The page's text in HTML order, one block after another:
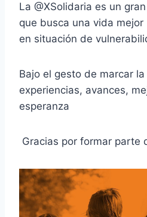
La @XSolidaria es un
que busca una vida
en situación de
Bajo el gesto de marcar la
experiencias, avances,
esperanza
Gracias por formar parte